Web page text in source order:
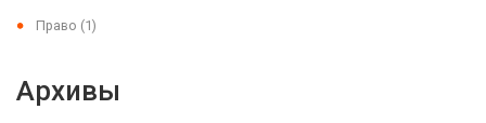
Право (1)
Архивы